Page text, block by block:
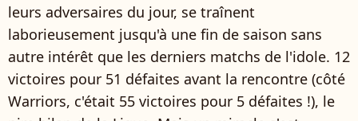
leurs adversaires du jour, se traînent
laborieusement jusqu'à une fin de saison sans
autre intérêt que les derniers matchs de l'idole. 12
victoires pour 51 défaites avant la rencontre (côté
Warriors, c'était 55 victoires pour 5 défaites !), le